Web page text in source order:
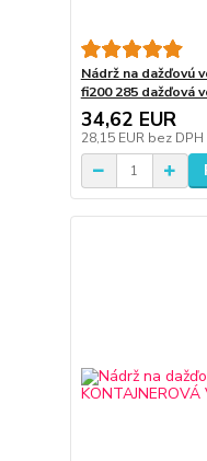
Nádrž na dažďovú
fi200 285 dažďová
34,62 EUR
28,15 EUR bez DPH